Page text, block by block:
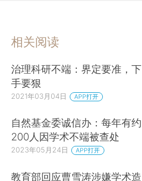
相关阅读
治理科研不端：界定要准，下
手要狠
2021年03月04日 APP打开
自然基金委诚信办：每年有约
200人因学术不端被查处
2023年05月24日 APP打开
教育部回应曹雪涛涉嫌学术造